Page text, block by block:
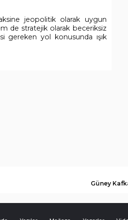
jeopolitik olarak uygun
de stratejik olarak beceriksiz
gereken yol konusunda ışık
Güney